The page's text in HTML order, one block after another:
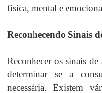
física, mental e
Reconhecendo Sinais
Reconhecer os sinais
determinar se a
necessária. Existem